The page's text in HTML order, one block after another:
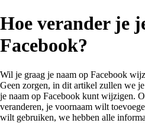
Hoe verander je
Facebook?
Wil je graag je naam op Facebook
Geen zorgen, in dit artikel zullen we
je naam op Facebook kunt wijzigen.
veranderen, je voornaam wilt
wilt gebruiken, we hebben alle